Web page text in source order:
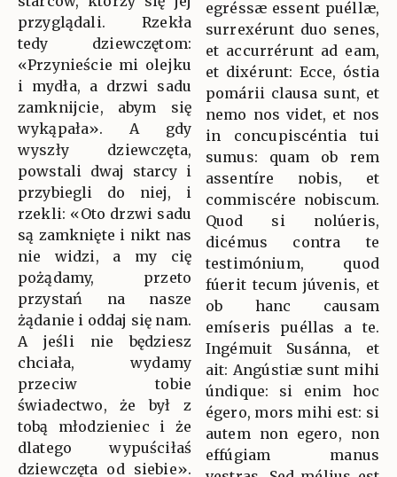
przyglądali. Rzekła
tedy dziewczętom:
«Przynieście mi olejku
i mydła, a drzwi sadu
zamknijcie, abym się
wykąpała». A gdy
wyszły dziewczęta,
powstali dwaj starcy i
przybiegli do niej, i
rzekli: «Oto drzwi sadu
są zamknięte i nikt nas
nie widzi, a my cię
pożądamy, przeto
przystań na nasze
żądanie i oddaj się nam.
A jeśli nie będziesz
chciała, wydamy
przeciw tobie
świadectwo, że był z
tobą młodzieniec i że
dlatego wypuściłaś
dziewczęta od siebie».
egréssæ essent puéllæ,
surrexérunt duo senes,
et accurrérunt ad eam,
et dixérunt: Ecce, óstia
pomárii clausa sunt, et
nemo nos videt, et nos
in concupiscéntia tui
sumus: quam ob rem
assentíre nobis, et
commiscére nobiscum.
Quod si nolúeris,
dicémus contra te
testimónium, quod
fúerit tecum júvenis, et
ob hanc causam
emíseris puéllas a te.
Ingémuit Susánna, et
ait: Angústiæ sunt mihi
úndique: si enim hoc
égero, mors mihi est: si
autem non egero, non
effúgiam manus